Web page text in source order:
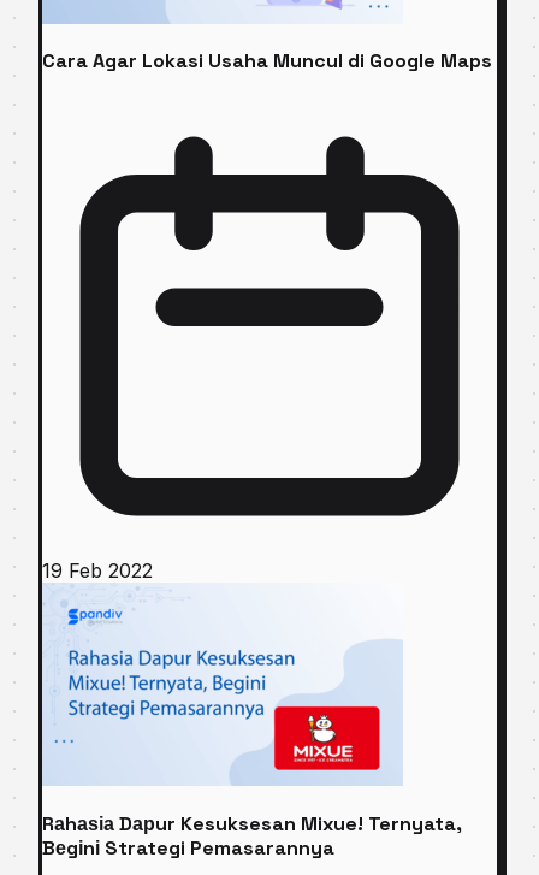
Cara Agar Lokasi Usaha Muncul di Google Maps
19 Feb 2022
Rаhаѕіа Dарur Kesuksesan Mixue! Ternyata,
Bеgіnі Strategi Pemasarannya